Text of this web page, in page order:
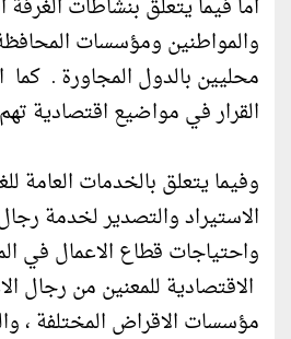
اما فيما يتعلق بنشاطات
والمواطنين ومؤسسات
محليين بالدول المجاورة .
القرار في مواضيع اقتصادية
وفيما يتعلق بالخدمات العامة
الاستيراد والتصدير لخدمة
واحتياجات قطاع الاعمال في
الاقتصادية للمعنين من رجال
مؤسسات الاقراض المختلفة ،